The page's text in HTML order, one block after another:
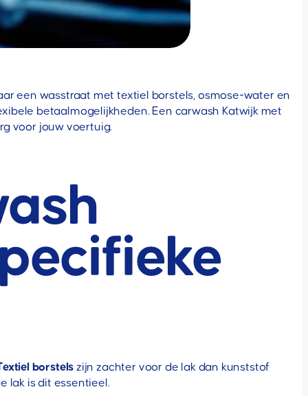
een wasstraat met textiel borstels, osmose-water en
betaalmogelijkheden. Een carwash Katwijk met
voor jouw voertuig.
borstels zijn zachter voor de lak dan kunststof
lak is dit essentieel.